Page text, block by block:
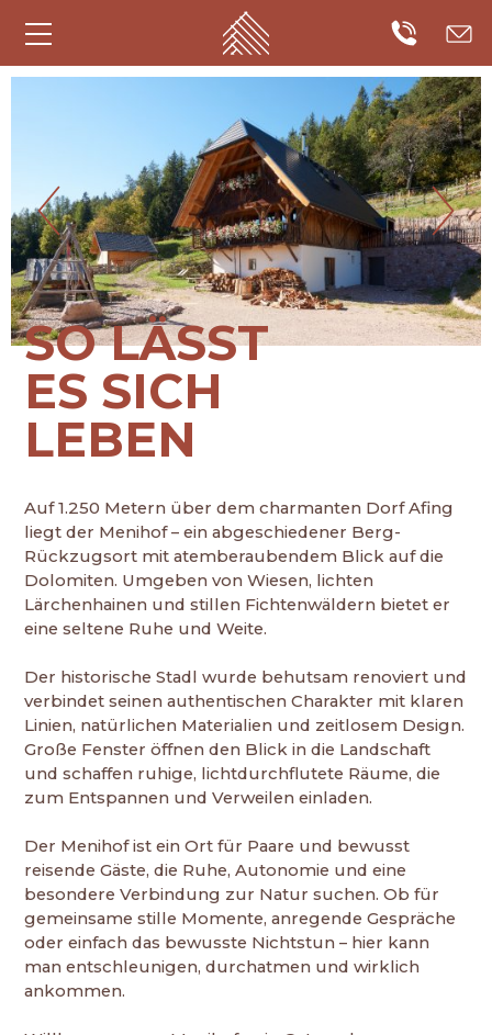
SO LÄSST
ES SICH
LEBEN
Auf 1.250 Metern über dem charmanten Dorf Afing
liegt der Menihof – ein abgeschiedener Berg-
Rückzugsort mit atemberaubendem Blick auf die
Dolomiten. Umgeben von Wiesen, lichten
Lärchenhainen und stillen Fichtenwäldern bietet er
eine seltene Ruhe und Weite.
Der historische Stadl wurde behutsam renoviert und
verbindet seinen authentischen Charakter mit klaren
Linien, natürlichen Materialien und zeitlosem Design.
Große Fenster öffnen den Blick in die Landschaft
und schaffen ruhige, lichtdurchflutete Räume, die
zum Entspannen und Verweilen einladen.
Der Menihof ist ein Ort für Paare und bewusst
reisende Gäste, die Ruhe, Autonomie und eine
besondere Verbindung zur Natur suchen. Ob für
gemeinsame stille Momente, anregende Gespräche
oder einfach das bewusste Nichtstun – hier kann
man entschleunigen, durchatmen und wirklich
ankommen.